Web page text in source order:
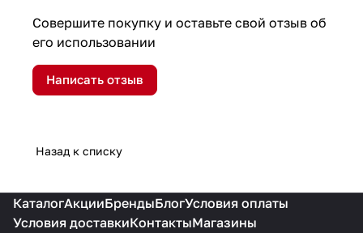
Совершите покупку и оставьте свой отзыв об
его использовании
Написать отзыв
Назад к списку
КаталогАкцииБрендыБлогУсловия оплаты
Условия доставкиКонтактыМагазины